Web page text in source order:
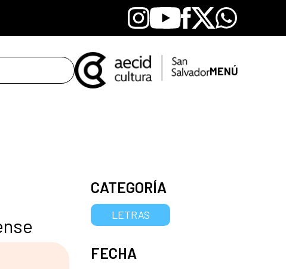
Instagram
YoutubeFacebook
X Whatsapp
MENÚ
CATEGORÍA
LETRAS
FECHA